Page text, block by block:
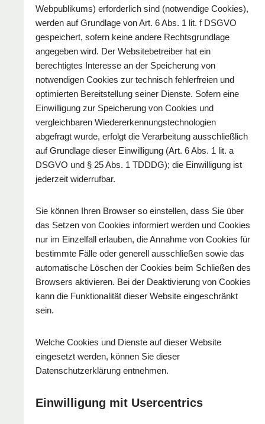
Webpublikums) erforderlich sind (notwendige Cookies),
werden auf Grundlage von Art. 6 Abs. 1 lit. f DSGVO
gespeichert, sofern keine andere Rechtsgrundlage
angegeben wird. Der Websitebetreiber hat ein
berechtigtes Interesse an der Speicherung von
notwendigen Cookies zur technisch fehlerfreien und
optimierten Bereitstellung seiner Dienste. Sofern eine
Einwilligung zur Speicherung von Cookies und
vergleichbaren Wiedererkennungstechnologien
abgefragt wurde, erfolgt die Verarbeitung ausschließlich
auf Grundlage dieser Einwilligung (Art. 6 Abs. 1 lit. a
DSGVO und § 25 Abs. 1 TDDDG); die Einwilligung ist
jederzeit widerrufbar.
Sie können Ihren Browser so einstellen, dass Sie über
das Setzen von Cookies informiert werden und Cookies
nur im Einzelfall erlauben, die Annahme von Cookies für
bestimmte Fälle oder generell ausschließen sowie das
automatische Löschen der Cookies beim Schließen des
Browsers aktivieren. Bei der Deaktivierung von Cookies
kann die Funktionalität dieser Website eingeschränkt
sein.
Welche Cookies und Dienste auf dieser Website
eingesetzt werden, können Sie dieser
Datenschutzerklärung entnehmen.
Einwilligung mit Usercentrics